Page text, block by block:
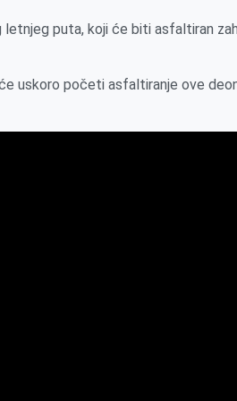
puta, koji će biti asfaltiran
uskoro početi asfaltiranje ove